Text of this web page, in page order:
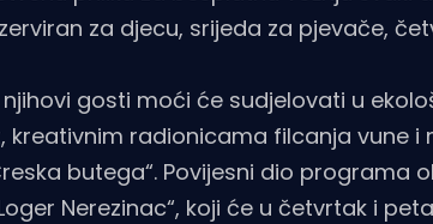
za djecu, srijeda za pjevače,
gosti moći će sudjelovati u
kreativnim radionicama filcanja vune
butega“. Povijesni dio
Nerezinac“, koji će u četvrtak i